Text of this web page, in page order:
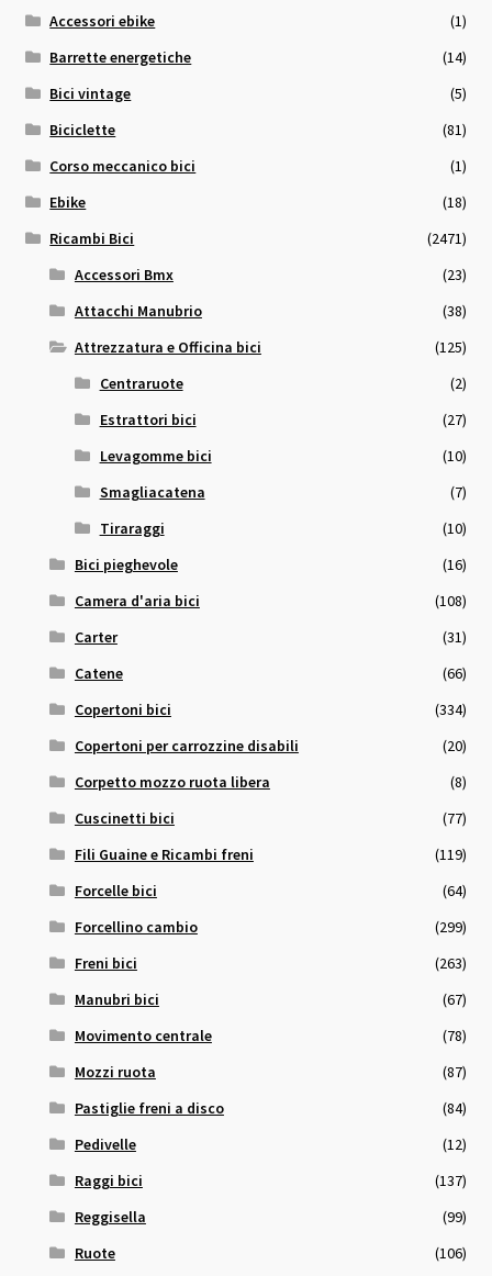
Accessori ebike
(1)
Barrette energetiche
(14)
Bici vintage
(5)
Biciclette
(81)
Corso meccanico bici
(1)
Ebike
(18)
Ricambi Bici
(2471)
Accessori Bmx
(23)
Attacchi Manubrio
(38)
Attrezzatura e Officina bici
(125)
Centraruote
(2)
Estrattori bici
(27)
Levagomme bici
(10)
Smagliacatena
(7)
Tiraraggi
(10)
Bici pieghevole
(16)
Camera d'aria bici
(108)
Carter
(31)
Catene
(66)
Copertoni bici
(334)
Copertoni per carrozzine disabili
(20)
Corpetto mozzo ruota libera
(8)
Cuscinetti bici
(77)
Fili Guaine e Ricambi freni
(119)
Forcelle bici
(64)
Forcellino cambio
(299)
Freni bici
(263)
Manubri bici
(67)
Movimento centrale
(78)
Mozzi ruota
(87)
Pastiglie freni a disco
(84)
Pedivelle
(12)
Raggi bici
(137)
Reggisella
(99)
Ruote
(106)